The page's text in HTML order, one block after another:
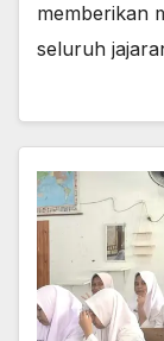
memberikan
seluruh